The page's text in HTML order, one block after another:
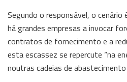
Segundo o responsável, o cenário
há grandes empresas a invocar
contratos de fornecimento e a
esta escassez se repercute “na
noutras cadeias de